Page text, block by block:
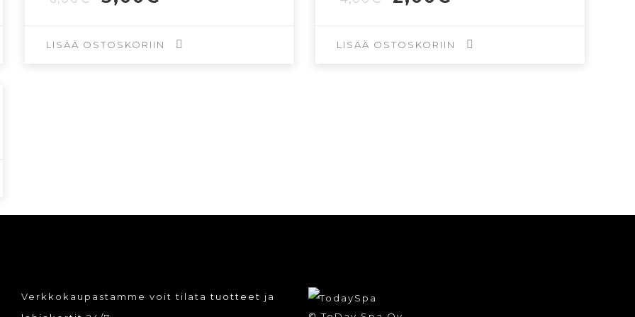
6,00€.3,00€.
LISÄÄ OSTOSKORIIN
4,00€.2,00€.
LISÄÄ OSTOSKORIIN
Verkkokaupastamme voit tilatatuotteet ja